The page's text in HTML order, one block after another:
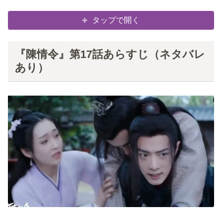
タップで開く
『陳情令』第17話あらすじ（ネタバレ
あり）